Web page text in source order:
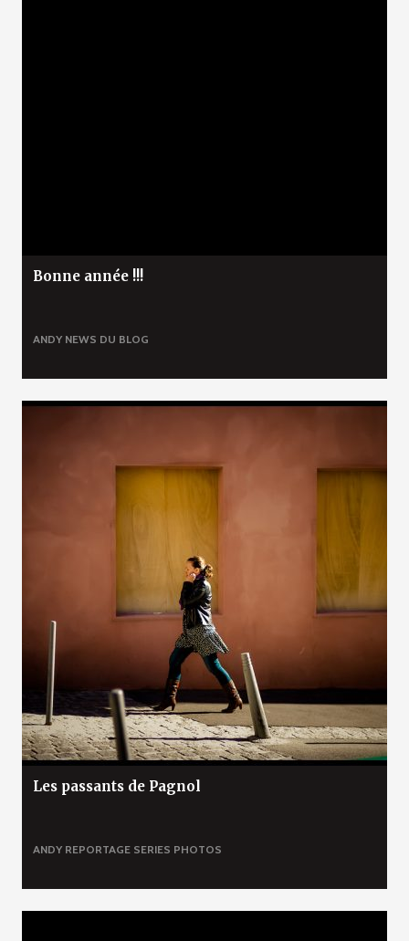
Bonne année !!!
ANDY NEWS DU BLOG
Les passants de Pagnol
ANDY REPORTAGE SERIES PHOTOS